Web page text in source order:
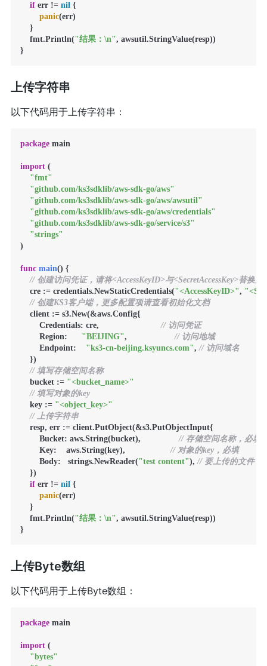
if err != nil {
panic(err)
    }
    fmt.Println(
"结果：\n", awsutil.StringValue(resp))
}
上传字符串
以下代码用于上传字符串：
package main
import (
"fmt"
"github.com/ks3sdklib/aws-sdk-go/aws"
"github.com/ks3sdklib/aws-sdk-go/aws/awsutil"
"github.com/ks3sdklib/aws-sdk-go/aws/credentials"
"github.com/ks3sdklib/aws-sdk-go/service/s3"
"strings"
)
func main() {
// 创建访问凭证，请将<AccessKeyID>与<SecretAccessKey>替换为
    cre := credentials.NewStaticCredentials(
"<AccessKeyID>",
// 创建KS3客户端，更多配置项请查看初始化文档
    client := s3.New(&aws.Config{
        Credentials: cre,
// 访问凭证
        Region:
"BEIJING", // 访问地域
        Endpoint:
"ks3-cn-beijing.ksyuncs.com", // 访问域名
    })
// 填写存储空间名称
    bucket :=
"<bucket_name>"
// 填写对象的key
    key :=
"<object_key>"
// 上传字符串
    resp, err := client.PutObject(&s3.PutObjectInput{
        Bucket: aws.String(bucket),
// 存储空间名称，必填
        Key:    aws.String(key),
// 对象的key，必填
        Body:   strings.NewReader(
"test content"), // 要上传的文件，
    })
if err != nil {
panic(err)
    }
    fmt.Println(
"结果：\n", awsutil.StringValue(resp))
}
上传Byte数组
以下代码用于上传Byte数组：
package main
import (
"bytes"